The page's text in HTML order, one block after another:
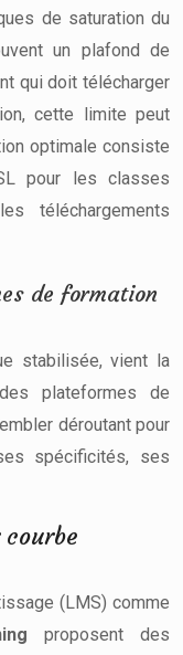
de saturation du
un plafond de
qui doit télécharger
cette limite peut
optimale consiste
pour les classes
téléchargements
de formation
stabilisée, vient la
plateformes de
déroutant pour
spécificités, ses
(LMS) comme
proposent des